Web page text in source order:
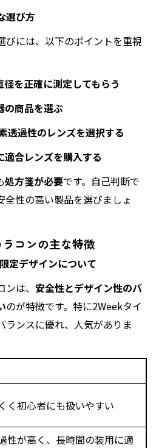
選び方
びには、以下のポイントを重視
を正確に測定してもらう
の商品を選ぶ
透過性のレンズを選択する
合レンズを購入する
処方箋が必要です。自己判断で
全性の高い製品を選びましょ
コンの主な特徴
定デザインについて
は、 安全性とデザイン性のバ
のが特徴です。特に2Weekタイ
ランスに優れ、人気がありま
く初心者にも扱いやすい
性が高く、長時間の装用に適